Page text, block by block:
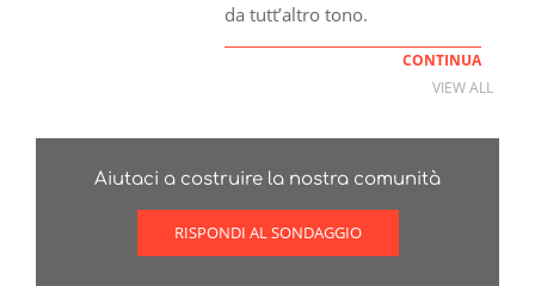
da tutt’altro tono.
CONTINUA
VIEW ALL
Aiutaci a costruire la nostra comunità
RISPONDI AL SONDAGGIO